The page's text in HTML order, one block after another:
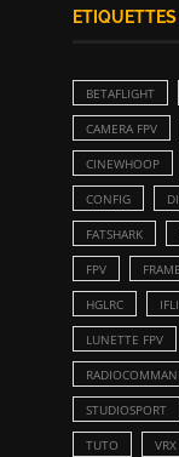
ETIQUETTES
BETAFLIGHT
CAMERA FPV
CINEWHOOP
CONFIG
FATSHARK
FPV FRAME
HGLRC
LUNETTE FPV
STUDIOSPORT
TUTO VRX